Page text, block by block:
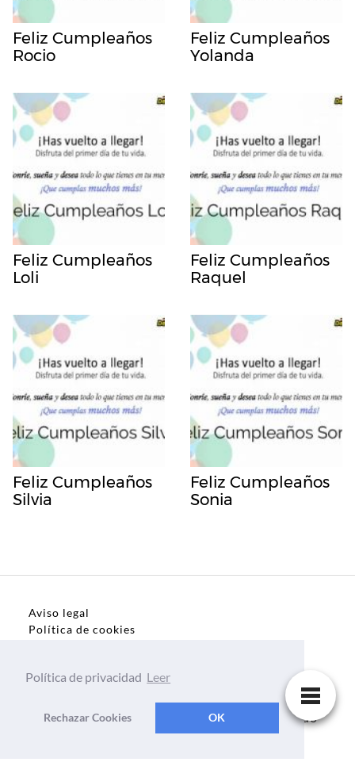
Feliz Cumpleaños
Rocio
Feliz Cumpleaños
Yolanda
Feliz Cumpleaños
Loli
Feliz Cumpleaños
Raquel
Feliz Cumpleaños
Silvia
Feliz Cumpleaños
Sonia
Aviso legal
Política de cookies
Dedicatorias, frases, textos para todo el mundo
Política de privacidad Leer
Rechazar Cookies OK